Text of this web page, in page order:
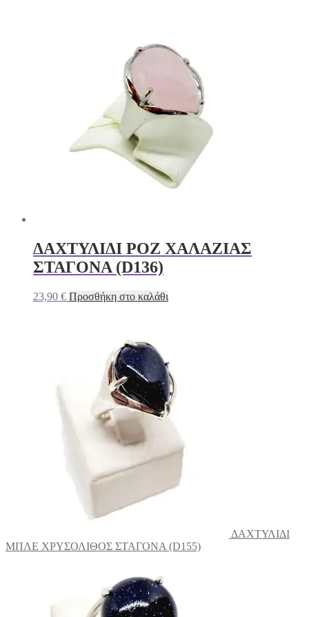
ΔΑΧΤΥΛΙΔΙ ΡΟΖ ΧΑΛΑΖΙΑΣ
ΣΤΑΓΟΝΑ (D136)
23,90 € Προσθήκη στο καλάθι
ΔΑΧΤΥΛΙΔΙ
ΜΠΛΕ ΧΡΥΣΟΛΙΘΟΣ ΣΤΑΓΟΝΑ (D155)